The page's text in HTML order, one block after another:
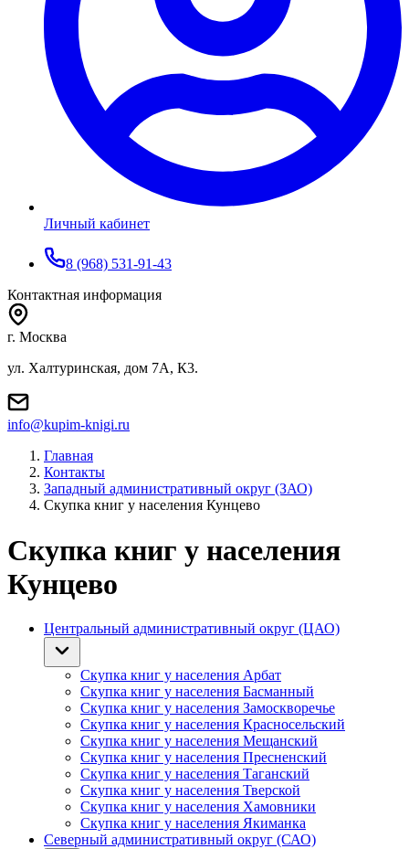
Личный кабинет
8 (968) 531-91-43
Контактная информация
г. Москва
ул. Халтуринская, дом 7А, К3.
info@kupim-knigi.ru
Главная
Контакты
Западный административный округ (ЗАО)
Скупка книг у населения Кунцево
Скупка книг у населения
Кунцево
Центральный административный округ (ЦАО)
Скупка книг у населения Арбат
Скупка книг у населения Басманный
Скупка книг у населения Замоскворечье
Скупка книг у населения Красносельский
Скупка книг у населения Мещанский
Скупка книг у населения Пресненский
Скупка книг у населения Таганский
Скупка книг у населения Тверской
Скупка книг у населения Хамовники
Скупка книг у населения Якиманка
Северный административный округ (САО)